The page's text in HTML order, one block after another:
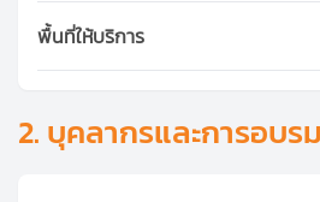
Ayasan เป็นแพลตฟอร์มบริการแบบค
ประเทศ ให้บริการ
แม่บ้าน พี่เลี้ยงเ
สะอาด และคนขับรถโดยผสมผสาน
อาชีพในเอเชียตะวันออกเฉียงใต้
ปัจจุบันเราให้บริการใน
พื้นที่ให้บริการ
ลาว: เวียงจันทน์ (บริการทำความ
2. บุคลากรและการอบรม